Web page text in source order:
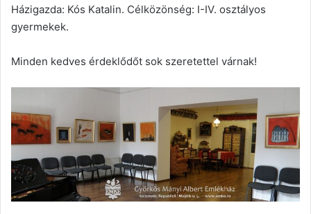
Házigazda: Kós Katalin. Célközönség: I-IV. osztályos
gyermekek.
Minden kedves érdeklődőt sok szeretettel várnak!